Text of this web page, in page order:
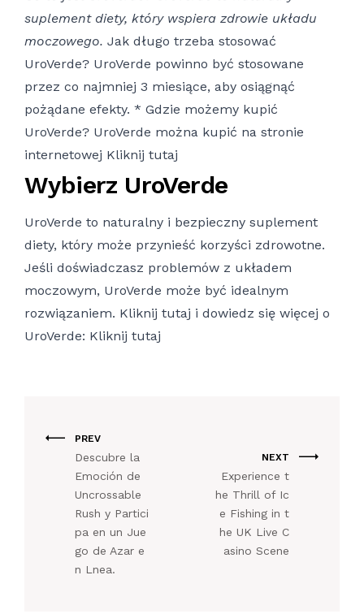
suplement diety, który wspiera zdrowie układu
moczowego. Jak długo trzeba stosować
UroVerde? UroVerde powinno być stosowane
przez co najmniej 3 miesiące, aby osiągnąć
pożądane efekty. * Gdzie możemy kupić
UroVerde? UroVerde można kupić na stronie
internetowej Kliknij tutaj
Wybierz UroVerde
UroVerde to naturalny i bezpieczny suplement
diety, który może przynieść korzyści zdrowotne.
Jeśli doświadczasz problemów z układem
moczowym, UroVerde może być idealnym
rozwiązaniem. Kliknij tutaj i dowiedz się więcej o
UroVerde: Kliknij tutaj
PREV
Descubre la
Emoción de
Uncrossable
Rush y Partici
pa en un Jue
go de Azar e
n Lnea.
NEXT
Experience t
he Thrill of Ic
e Fishing in t
he UK Live C
asino Scene